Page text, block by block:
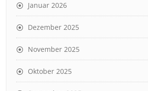
Januar 2026
Dezember 2025
November 2025
Oktober 2025